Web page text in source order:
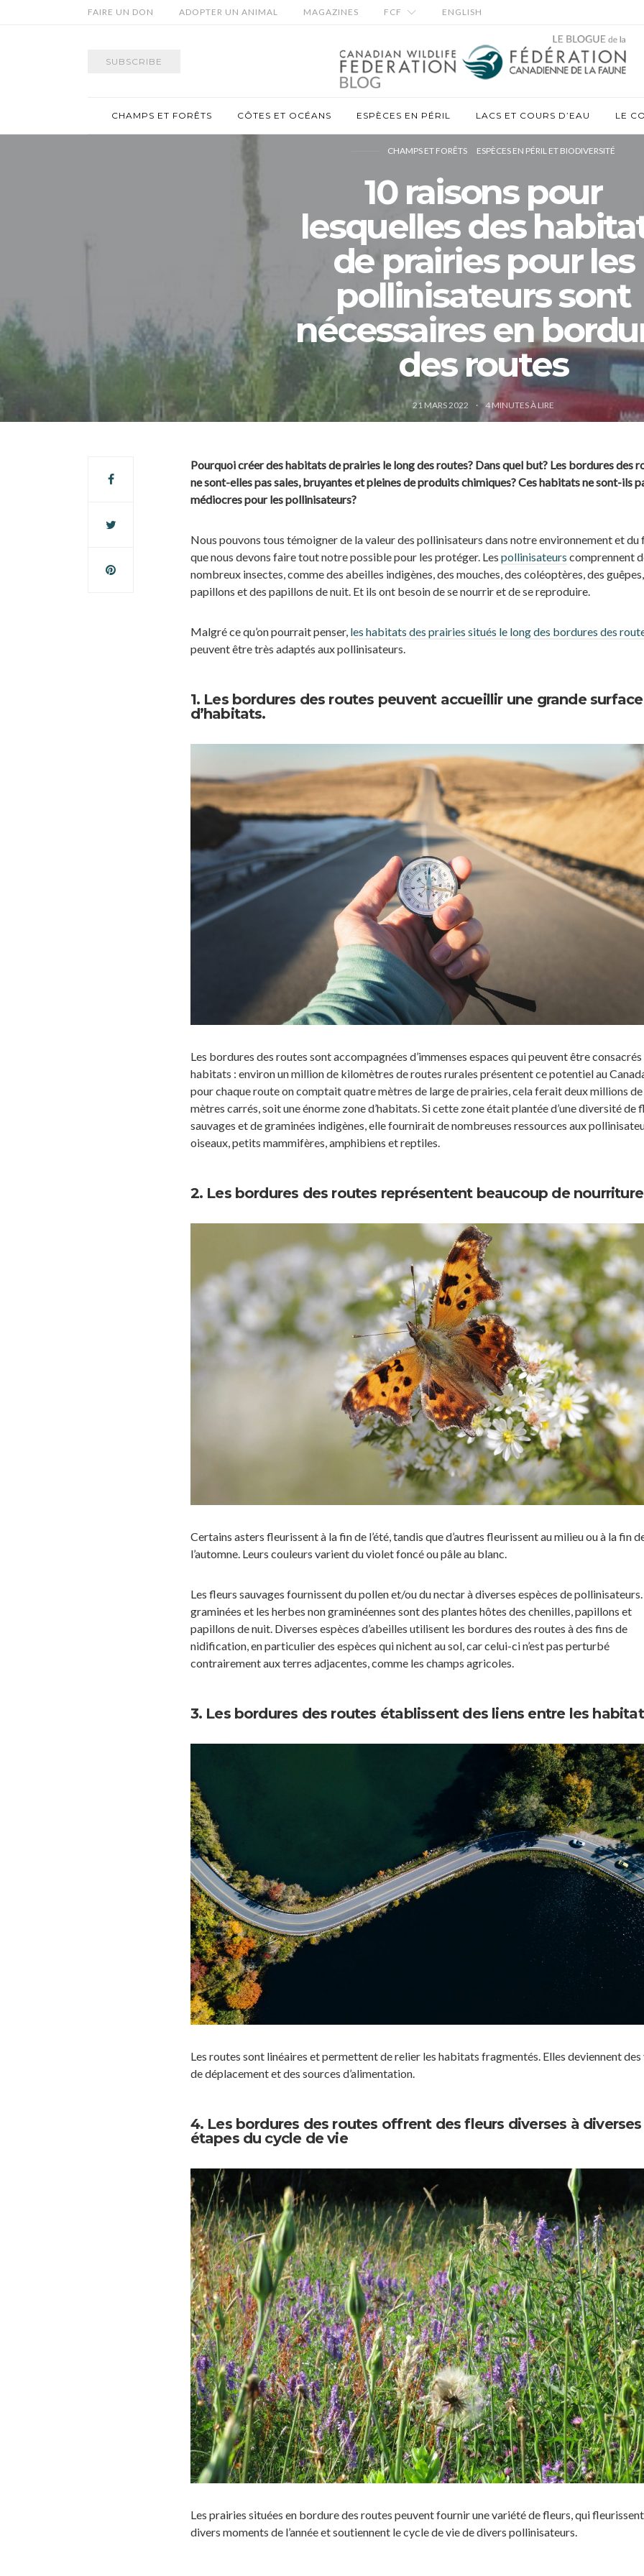
FAIRE UN DON ADOPTER UN ANIMAL MAGAZINES FCF ENGLISH
SUBSCRIBE
CHAMPS ET FORÊTS CÔTES ET OCÉANS ESPÈCES EN PÉRIL LACS ET COURS D’EAU LE
CHAMPS ET FORÊTS ESPÈCES EN PÉRIL ET BIODIVERSITÉ
10 raisons pour
lesquelles des
de prairies pour les
pollinisateurs sont
nécessaires en
des routes
21 MARS 2022 4 MINUTES À LIRE
Pourquoi créer des habitats de prairies le long des routes? Dans quel but? Les bordures des
ne sont-elles pas sales, bruyantes et pleines de produits chimiques? Ces habitats ne sont-ils
médiocres pour les pollinisateurs?
Nous pouvons tous témoigner de la valeur des pollinisateurs dans notre environnement et du
que nous devons faire tout notre possible pour les protéger. Les pollinisateurs comprennent
nombreux insectes, comme des abeilles indigènes, des mouches, des coléoptères, des
papillons et des papillons de nuit. Et ils ont besoin de se nourrir et de se reproduire.
Malgré ce qu’on pourrait penser, les habitats des prairies situés le long des bordures des
peuvent être très adaptés aux pollinisateurs.
1. Les bordures des routes peuvent accueillir une grande surface
d’habitats.
Les bordures des routes sont accompagnées d’immenses espaces qui peuvent être consacrés
habitats : environ un million de kilomètres de routes rurales présentent ce potentiel au
pour chaque route on comptait quatre mètres de large de prairies, cela ferait deux millions de
mètres carrés, soit une énorme zone d’habitats. Si cette zone était plantée d’une diversité de
sauvages et de graminées indigènes, elle fournirait de nombreuses ressources aux
oiseaux, petits mammifères, amphibiens et reptiles.
2. Les bordures des routes représentent beaucoup de
Certains asters fleurissent à la fin de l’été, tandis que d’autres fleurissent au milieu ou à la fin
l’automne. Leurs couleurs varient du violet foncé ou pâle au blanc.
Les fleurs sauvages fournissent du pollen et/ou du nectar à diverses espèces de pollinisateurs.
graminées et les herbes non graminéennes sont des plantes hôtes des chenilles, papillons et
papillons de nuit. Diverses espèces d’abeilles utilisent les bordures des routes à des fins de
nidification, en particulier des espèces qui nichent au sol, car celui-ci n’est pas perturbé
contrairement aux terres adjacentes, comme les champs agricoles.
3. Les bordures des routes établissent des liens entre les
Les routes sont linéaires et permettent de relier les habitats fragmentés. Elles deviennent des
de déplacement et des sources d’alimentation.
4. Les bordures des routes offrent des fleurs diverses à diverses
étapes du cycle de vie
Les prairies situées en bordure des routes peuvent fournir une variété de fleurs, qui
divers moments de l’année et soutiennent le cycle de vie de divers pollinisateurs.